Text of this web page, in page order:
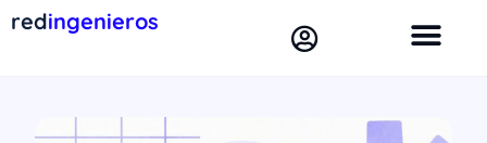
redingenieros